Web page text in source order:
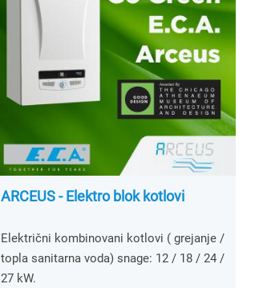
ARCEUS - Elektro blok kotlovi
Električni kombinovani kotlovi ( grejanje /
topla sanitarna voda) snage: 12 / 18 / 24 /
27 kW.